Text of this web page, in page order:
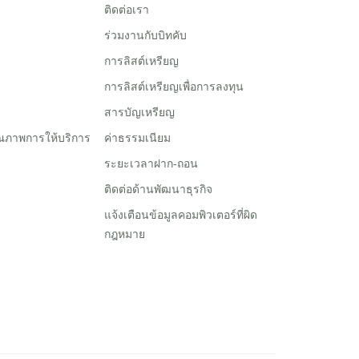
าพการให้บริการ
ติดต่อเรา
ร่วมงานกับบิทคับ
การลิสต์เหรียญ
การลิสต์เหรียญเพื่อการลงทุน
สารบัญเหรียญ
ค่าธรรมเนียม
ระยะเวลาฝาก-ถอน
ติดต่อด้านพัฒนาธุรกิจ
แจ้งเตือนข้อมูลคอมพิวเตอร์ที่ผิด
กฎหมาย